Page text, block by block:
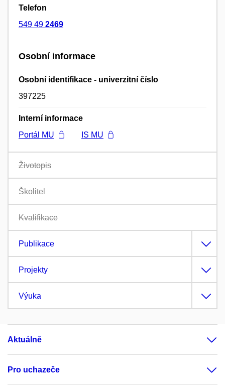
Telefon
549 49 2469
Osobní informace
Osobní identifikace - univerzitní číslo
397225
Interní informace
Portál MU
IS MU
Životopis
Školitel
Kvalifikace
Publikace
Projekty
Výuka
Aktuálně
Pro uchazeče